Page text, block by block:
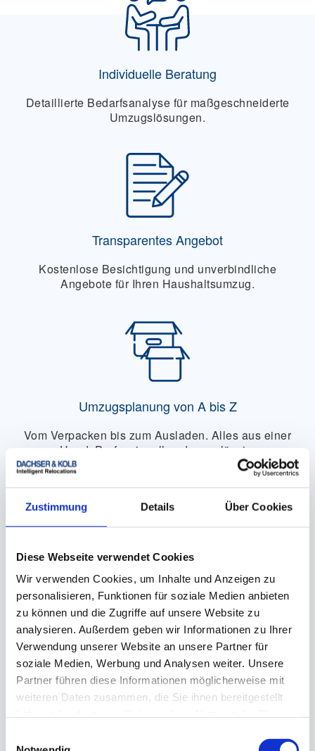
Zustimmung Details Über Cookies
Diese Webseite verwendet Cookies
Wir verwenden Cookies, um Inhalte und Anzeigen zu
personalisieren, Funktionen für soziale Medien anbieten
zu können und die Zugriffe auf unsere Website zu
analysieren. Außerdem geben wir Informationen zu Ihrer
Verwendung unserer Website an unsere Partner für
soziale Medien, Werbung und Analysen weiter. Unsere
Partner führen diese Informationen möglicherweise mit
weiteren Daten zusammen, die Sie ihnen bereitgestellt
Individuelle Beratung
Detaillierte Bedarfsanalyse für maßgeschneiderte
Umzugslösungen.
Transparentes Angebot
Kostenlose Besichtigung und unverbindliche
Angebote für Ihren Haushaltsumzug.
Umzugsplanung von A bis Z
Vom Verpacken bis zum Ausladen. Alles aus einer
Hand. Professionell und zuverlässig.
Erfahrenes Fachpersonal
Geschulte Mitarbeiter kümmern sich um Sie und Ihren
professionellen Privatumzug.